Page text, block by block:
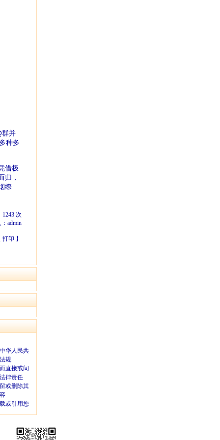
并
种多
借极
归，
缭
1243次
admin
打印 】
华人民共
规
直接或间
律责任
或删除其
或引用您